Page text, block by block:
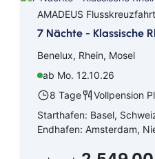
AMADEUS
7 Nächte - Klassische
Benelux, Rhein, Mosel
ab Mo. 12.10.26
8 Tage
Vollpension
Starthafen: Basel,
Endhafen: Amsterdam,